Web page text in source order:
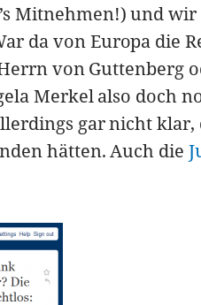
Mitnehmen!) und
da von Europa die
von Guttenberg
Merkel also doch
gar nicht klar,
hätten. Auch die